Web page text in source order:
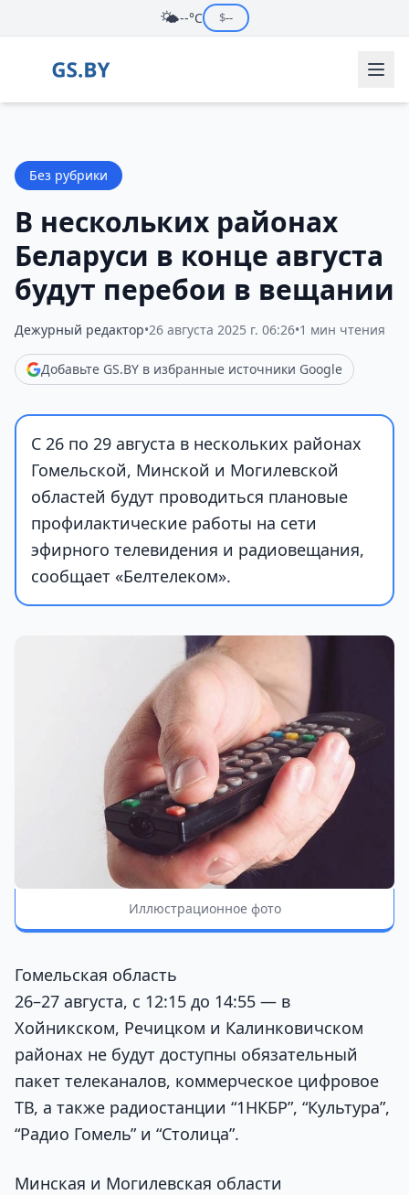
🌤️--°C $--
Без рубрики
В нескольких районах
Беларуси в конце августа
будут перебои в вещании
Дежурный редактор•26 августа 2025 г. 06:26•1 мин чтения
Добавьте GS.BY в избранные источники Google
С 26 по 29 августа в нескольких районах
Гомельской, Минской и Могилевской
областей будут проводиться плановые
профилактические работы на сети
эфирного телевидения и радиовещания,
сообщает «Белтелеком».
Иллюстрационное фото
Гомельская область
26–27 августа, с 12:15 до 14:55 — в
Хойникском, Речицком и Калинковичском
районах не будут доступны обязательный
пакет телеканалов, коммерческое цифровое
ТВ, а также радиостанции “1НКБР”, “Культура”,
“Радио Гомель” и “Столица”.
Минская и Могилевская области